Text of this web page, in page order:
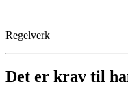
Regelverk
Det er krav til